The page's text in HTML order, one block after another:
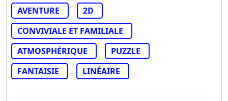
AVENTURE
2D
CONVIVIALE ET FAMILIALE
ATMOSPHÉRIQUE
PUZZLE
FANTAISIE
LINÉAIRE